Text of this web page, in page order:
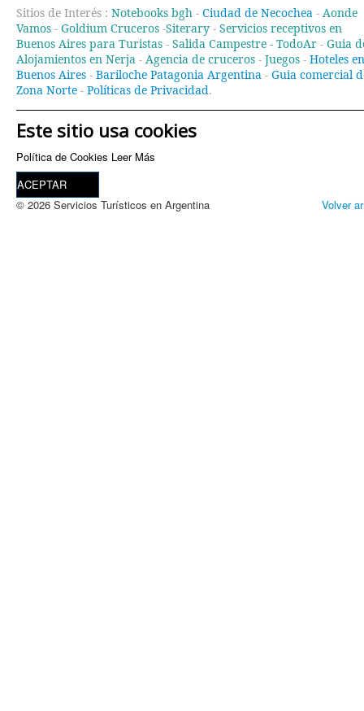
Sitios de Interés : Notebooks bgh - Ciudad de Necochea - Aonde
Vamos - Goldium Cruceros -Siterary - Servicios receptivos en
Buenos Aires para Turistas - Salida Campestre - TodoAr - Guia
Alojamientos en Nerja - Agencia de cruceros - Juegos - Hoteles en
Buenos Aires - Bariloche Patagonia Argentina - Guia comercial
Zona Norte - Políticas de Privacidad.
Este sitio usa cookies
Política de Cookies Leer Más
ACEPTAR
Volver
© 2026 Servicios Turísticos en Argentina